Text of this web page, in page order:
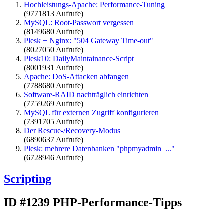
Hochleistungs-Apache: Performance-Tuning
(9771813 Aufrufe)
MySQL: Root-Passwort vergessen
(8149680 Aufrufe)
Plesk + Nginx: "504 Gateway Time-out"
(8027050 Aufrufe)
Plesk10: DailyMaintainance-Script
(8001931 Aufrufe)
Apache: DoS-Attacken abfangen
(7788680 Aufrufe)
Software-RAID nachträglich einrichten
(7759269 Aufrufe)
MySQL für externen Zugriff konfigurieren
(7391705 Aufrufe)
Der Rescue-/Recovery-Modus
(6890637 Aufrufe)
Plesk: mehrere Datenbanken "phpmyadmin_..."
(6728946 Aufrufe)
Scripting
ID #1239 PHP-Performance-Tipps